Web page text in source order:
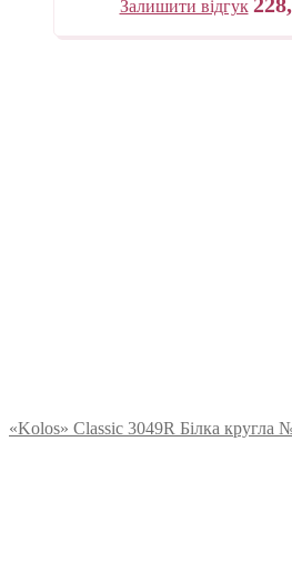
Залишити відгук
«Kolos» Classic 3049R Білка кругла